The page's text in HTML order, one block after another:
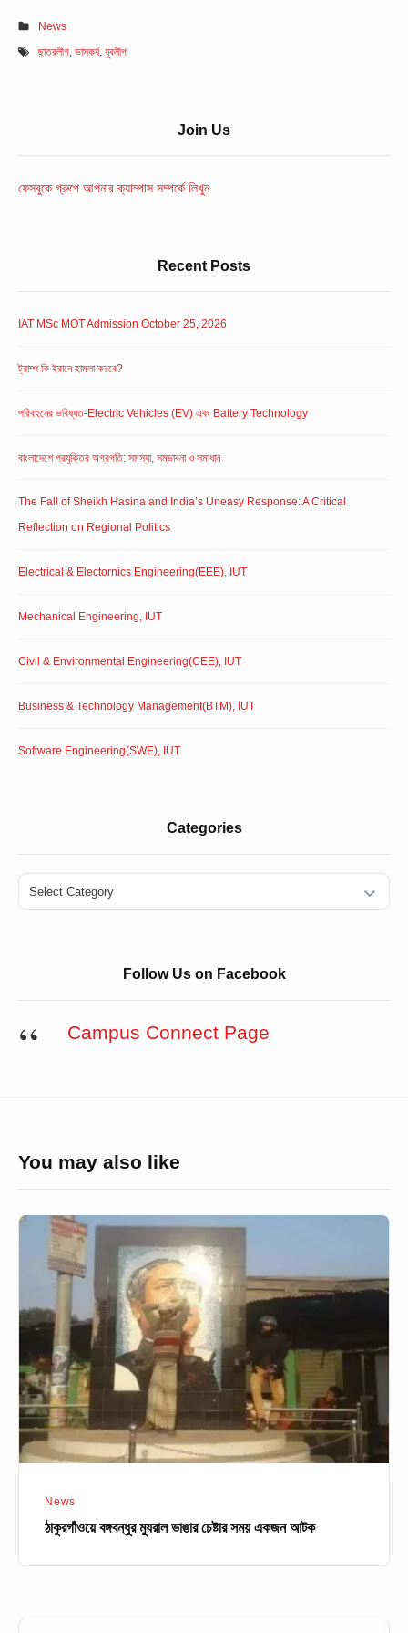
News
ছাত্রলীগ,ভাস্কর্য,যুবলীগ
Area
Join Us
ফেসবুকে গ্রুপে আপনার ক্যাম্পাস সম্পর্কে লিখুন
Recent Posts
IAT MSc MOT Admission October 25, 2026
ট্রাম্প কি ইরানে হামলা করবে?
পরিবহনের ভবিষ্যত-Electric Vehicles (EV) এবং Battery Technology
বাংলাদেশে প্রযুক্তির অগ্রগতি: সমস্যা, সম্ভাবনা ও সমাধান
The Fall of Sheikh Hasina and India’s Uneasy Response: A Critical
Reflection on Regional Politics
Electrical & Electornics Engineering(EEE), IUT
Mechanical Engineering, IUT
Civil & Environmental Engineering(CEE), IUT
Business & Technology Management(BTM), IUT
Software Engineering(SWE), IUT
Categories
Categories
Follow Us on Facebook
Campus Connect Page
You may also like
ঠাকুরগাঁওয়ে
বঙ্গবন্ধুর
ভাঙার
চেষ্টার
সময়
একজন
আটক
News
ঠাকুরগাঁওয়ে বঙ্গবন্ধুর ম্যুরাল ভাঙার চেষ্টার সময় একজন আটক